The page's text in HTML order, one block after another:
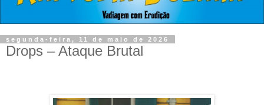
segunda-feira, 11 de maio de 2026
Drops – Ataque Brutal